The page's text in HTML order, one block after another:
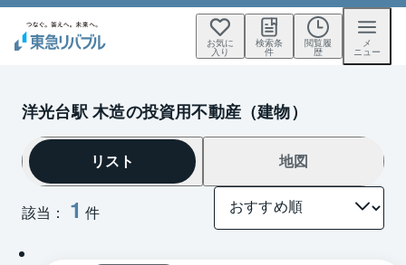
お気に
入り
検索条
件
閲覧履
歴
メ
ニュー
洋光台駅 木造の投資用不動産（建物）
該当： 1 件
リスト 地図
1 / 0